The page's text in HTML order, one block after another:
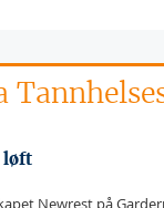
løft
Newrest på